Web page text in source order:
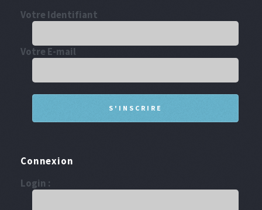
Votre Identifiant
Votre E-mail
Connexion
Login :